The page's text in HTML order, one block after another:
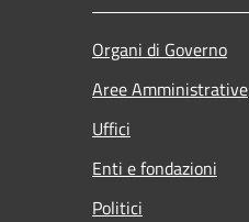
Organi di Governo
Aree Amministrative
Uffici
Enti e fondazioni
Politici